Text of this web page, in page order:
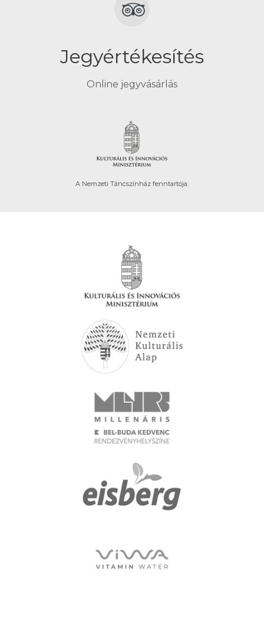
Jegyértékesítés
Online jegyvásárlás
A Nemzeti Táncszínház fenntartója.